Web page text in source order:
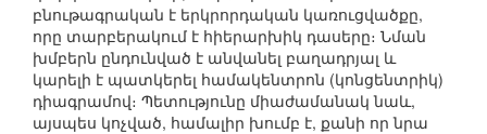
բնութագրական է երկրորդական կառուցվածքը,
որը տարբերակում է հիերարխիկ դասերը։ Նման
խմբերն ընդունված է անվանել բաղադրյալ և
կարելի է պատկերել համակենտրոն (կոնցենտրիկ)
դիագրամով։ Պետությունը միաժամանակ նաև,
այսպես կոչված, համալիր խումբ է, քանի որ նրա